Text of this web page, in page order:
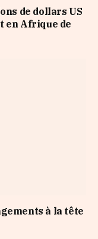
de dollars US
en Afrique de
à la tête